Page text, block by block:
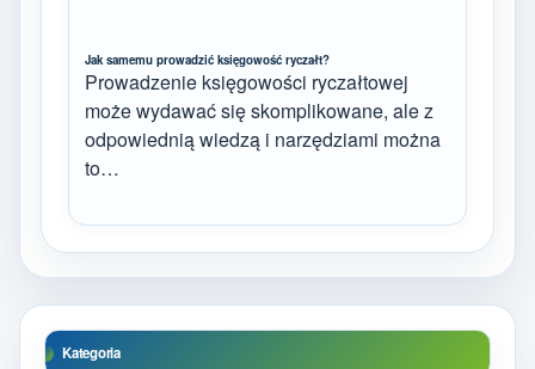
Jak samemu prowadzić księgowość ryczałt?
Prowadzenie księgowości ryczałtowej
może wydawać się skomplikowane, ale z
odpowiednią wiedzą i narzędziami można
to…
Kategoria